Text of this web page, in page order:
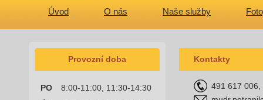
Úvod O nás Naše služby
Provozní doba
PO
8:00-11:00, 11:30-14:30
Kontakty
491 617